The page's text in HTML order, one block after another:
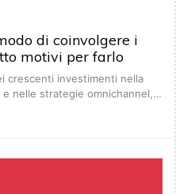
di coinvolgere i
motivi per farlo
crescenti investimenti nella
e nelle strategie omnichannel,…